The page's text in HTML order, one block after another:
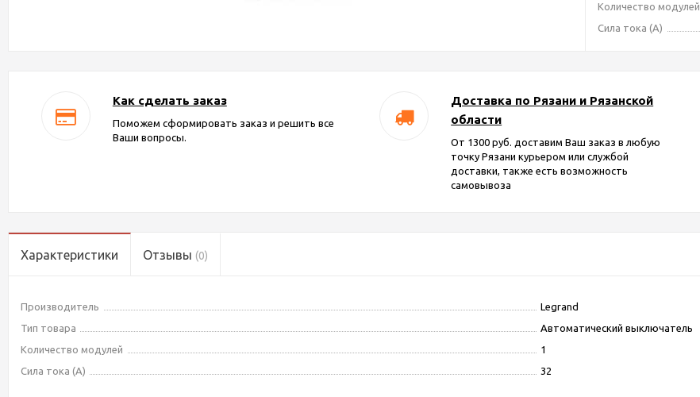
Количество модулей
Сила тока (А)
Как сделать заказ
Поможем сформировать заказ и решить все
Ваши вопросы.
Доставка по Рязани и Рязанской
области
От 1300 руб. доставим Ваш заказ в любую
точку Рязани курьером или службой
доставки, также есть возможность
самовывоза
Характеристики Отзывы (0)
Производитель
Legrand
Тип товара
Автоматический выключатель
Количество модулей
1
Сила тока (А)
32